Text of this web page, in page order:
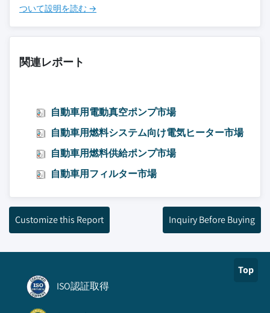
ついて設明を読む →
関連レポート
自動車用電動真空ポンプ市場
自動車用燃料システム向け電気ヒーター市場
自動車用燃料供給ポンプ市場
自動車用フィルター市場
Customize this Report Inquiry Before Buying
Top
ISO認証取得